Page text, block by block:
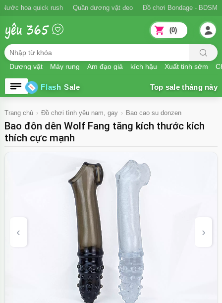
Nước hoa quick rush Quần dương vật đeo Đồ chơi Bondage - BDSM
Dương vật Máy rung Âm đạo giả kích hậu Xuất tinh sớm
(0)
Flash Sale
Trang chủ Đồ chơi tình yêu nam, gay Bao cao su donzen
Bao đôn dên Wolf Fang tăng kích thước kích
thích cực mạnh